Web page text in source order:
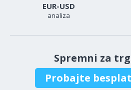
EUR-USD
analiza
Spremni za
Probajte